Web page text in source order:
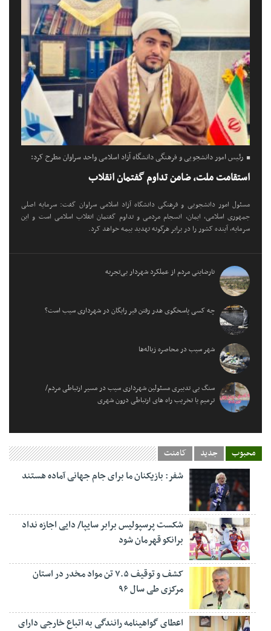
رئیس امور دانشجویی و فرهنگی دانشگاه آزاد اسلامی واحد سراوان مطرح کرد:
استقامت ملت، ضامن تداوم گفتمان انقلاب
مسئول امور دانشجویی و فرهنگی دانشگاه آزاد اسلامی سراوان گفت: سرمایه اصلی
جمهوری اسلامی، ایمان، انسجام مردمی و تداوم گفتمان انقلاب اسلامی است و این
سرمایه، آینده کشور را در برابر هرگونه تهدید بیمه خواهد کرد.
نارضایتی مردم از عملکرد شهردار بی‌تجربه
چه کسی پاسخگوی هدر رفتن قیر رایگان در شهرداری سیب است؟
شهر سیب در محاصره زباله‌ها
سنگ بی تدبیری مسئولین شهرداری سیب در مسیر ارتباطی مردم/
ترمیم یا تخریب راه های ارتباطی درون شهری
محبوب جدید کامنت
شفر: بازیکنان ما برای جام جهانی آماده هستند
شکست پرسپولیس برابر سایپا/ دایی اجازه نداد
برانکو قهرمان شود
کشف و توقیف ۷.۵ تن مواد مخدر در استان
مرکزی طی سال ۹۶
اعطای گواهینامه رانندگی به اتباع خارجی دارای